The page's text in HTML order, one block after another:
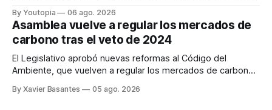
By Youtopia 06 ago. 2026
Asamblea vuelve a regular los mercados de
carbono tras el veto de 2024
El Legislativo aprobó nuevas reformas al Código del
Ambiente, que vuelven a regular los mercados de carbono,
By Xavier Basantes 05 ago. 2026